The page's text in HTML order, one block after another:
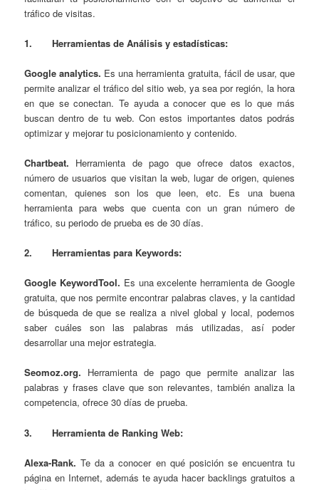
tráfico de visitas.
1.Herramientas de Análisis y estadísticas:
Google analytics. Es una herramienta gratuita, fácil de usar, que
permite analizar el tráfico del sitio web, ya sea por región, la hora
en que se conectan. Te ayuda a conocer que es lo que más
buscan dentro de tu web. Con estos importantes datos podrás
optimizar y mejorar tu posicionamiento y contenido.
Chartbeat. Herramienta de pago que ofrece datos exactos,
número de usuarios que visitan la web, lugar de origen, quienes
comentan, quienes son los que leen, etc. Es una buena
herramienta para webs que cuenta con un gran número de
tráfico, su periodo de prueba es de 30 días.
2.Herramientas para Keywords:
Google KeywordTool. Es una excelente herramienta de Google
gratuita, que nos permite encontrar palabras claves, y la cantidad
de búsqueda de que se realiza a nivel global y local, podemos
saber cuáles son las palabras más utilizadas, así poder
desarrollar una mejor estrategia.
Seomoz.org. Herramienta de pago que permite analizar las
palabras y frases clave que son relevantes, también analiza la
competencia, ofrece 30 días de prueba.
3.Herramienta de RankingWeb:
Alexa-Rank.Te da a conocer en qué posición se encuentra tu
página en Internet, además te ayuda hacer backlings gratuitos a